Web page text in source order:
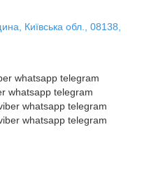
Київська обл., 08138,
whatsapp telegram
whatsapp telegram
whatsapp telegram
whatsapp telegram